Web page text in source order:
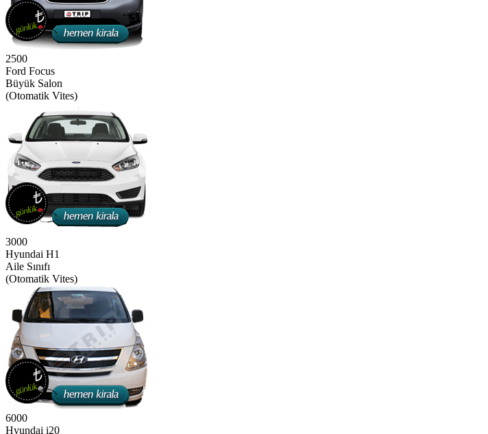
2500
Ford Focus
Büyük Salon
(Otomatik Vites)
3000
Hyundai H1
Aile Sınıfı
(Otomatik Vites)
6000
Hyundai i20